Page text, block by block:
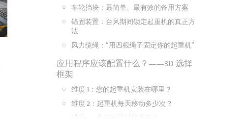
车轮挡块：最简单、最有效的备用方案
锚固装置：台风期间锁定起重机的真正方
法
风力缆绳：“用四根绳子固定你的起重机”
应用程序应该配置什么？——3D 选择
框架
维度 1：您的起重机安装在哪里？
维度 2：起重机每天移动多少次？
维度 3：您的预算结构是什么？